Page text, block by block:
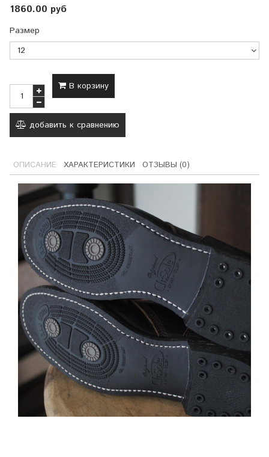
1860.00 руб
Размер
В корзину
добавить к сравнению
ОПИСАНИЕ ХАРАКТЕРИСТИКИ ОТЗЫВЫ (0)